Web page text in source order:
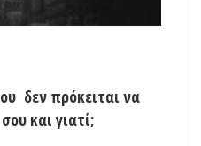
δεν πρόκειται να
και γιατί;